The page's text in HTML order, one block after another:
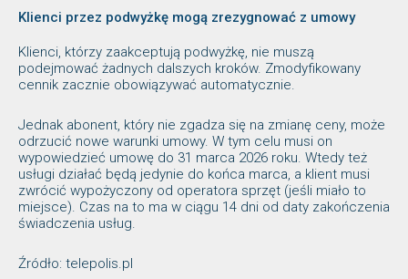
Klienci przez podwyżkę mogą zrezygnować z umowy
Klienci, którzy zaakceptują podwyżkę, nie muszą
podejmować żadnych dalszych kroków. Zmodyfikowany
cennik zacznie obowiązywać automatycznie.
Jednak abonent, który nie zgadza się na zmianę ceny, może
odrzucić nowe warunki umowy. W tym celu musi on
wypowiedzieć umowę do 31 marca 2026 roku. Wtedy też
usługi działać będą jedynie do końca marca, a klient musi
zwrócić wypożyczony od operatora sprzęt (jeśli miało to
miejsce). Czas na to ma w ciągu 14 dni od daty zakończenia
świadczenia usług.
Źródło: telepolis.pl